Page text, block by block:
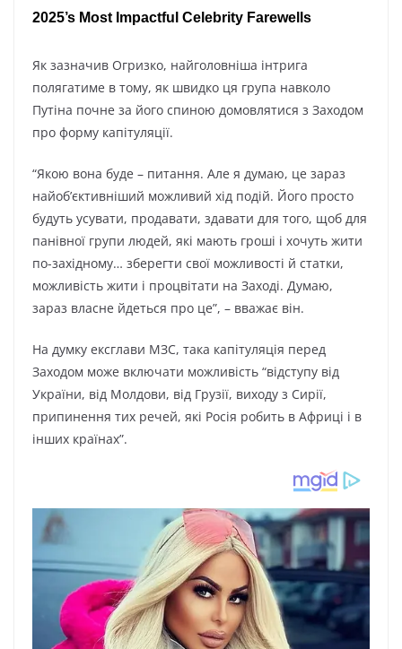
Як зазначив Огризко, найголовніша інтрига
полягатиме в тому, як швидко ця група навколо
Путіна почне за його спиною домовлятися з Заходом
про форму капітуляції.
“Якою вона буде – питання. Але я думаю, це зараз
найоб’єктивніший можливий хід подій. Його просто
будуть усувати, продавати, здавати для того, щоб для
панівної групи людей, які мають гроші і хочуть жити
по-західному… зберегти свої можливості й статки,
можливість жити і процвітати на Заході. Думаю,
зараз власне йдеться про це”, – вважає він.
На думку ексглави МЗС, така капітуляція перед
Заходом може включати можливість “відступу від
України, від Молдови, від Грузії, виходу з Сирії,
припинення тих речей, які Росія робить в Африці і в
інших країнах”.